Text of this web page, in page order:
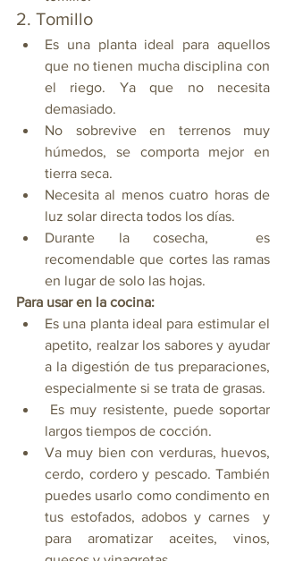
2. Tomillo
Es una planta ideal para aquellos
que no tienen mucha disciplina con
el riego. Ya que no necesita
demasiado.
No sobrevive en terrenos muy
húmedos, se comporta mejor en
tierra seca.
Necesita al menos cuatro horas de
luz solar directa todos los días.
Durante la cosecha,  es
recomendable que cortes las ramas
en lugar de solo las hojas.
Para usar en la cocina:
Es una planta ideal para estimular el
apetito, realzar los sabores y ayudar
a la digestión de tus preparaciones,
especialmente si se trata de grasas.
Es muy resistente, puede soportar
largos tiempos de cocción.
Va muy bien con verduras, huevos,
cerdo, cordero y pescado. También
puedes usarlo como condimento en
tus estofados, adobos y carnes  y
para aromatizar aceites, vinos,